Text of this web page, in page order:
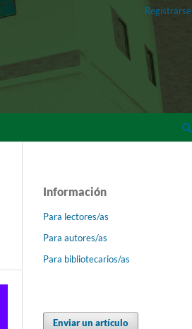
Registrarse
Información
Para lectores/as
Para autores/as
Para bibliotecarios/as
Enviar un artículo